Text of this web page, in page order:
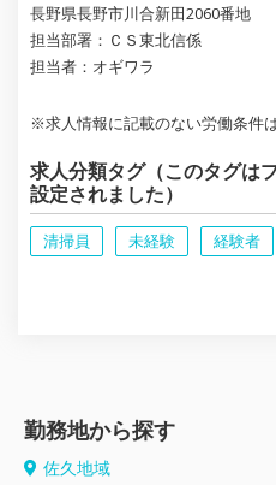
長野県長野市川合新田2060番地
担当部署：ＣＳ東北信係
担当者：オギワラ
※求人情報に記載のない労働条件
求人分類タグ（このタグは
設定されました）
清掃員 未経験 経験者
勤務地から探す
佐久地域